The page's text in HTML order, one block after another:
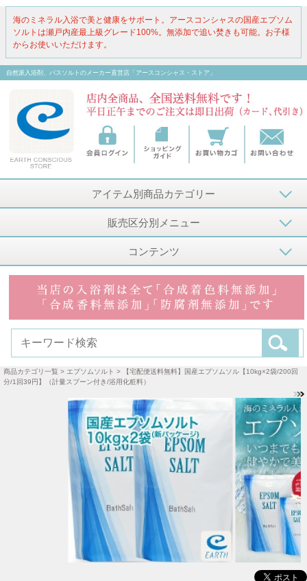
海のミネラル入浴で美と健康をサポート。アースコンシャスの国産エプソム
ソルトは瀬戸内産最上級グレード100%。無添加で追い焚きも可能。お子様
からお使いいただけます。
自然派入浴剤、バスソルトのメーカー直営店「アースコンシャス・ストア」
アイテム別商品カテゴリー
販売区分別メニュー
コンテンツ
商品カテゴリ一覧 > エプソムソルト > 【宅配便送料無料】国産エプソムソル【10kg×2袋/200回
分/1回39円】（計量スプーン付き/浴用化粧料）